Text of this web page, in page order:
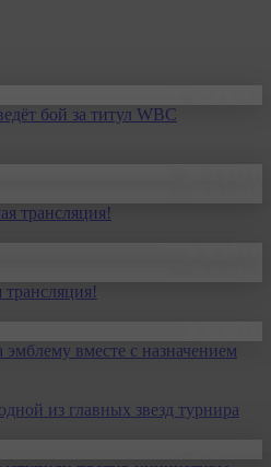
бой за титул WBC
трансляция!
вместе с назначением
из главных звезд турнира